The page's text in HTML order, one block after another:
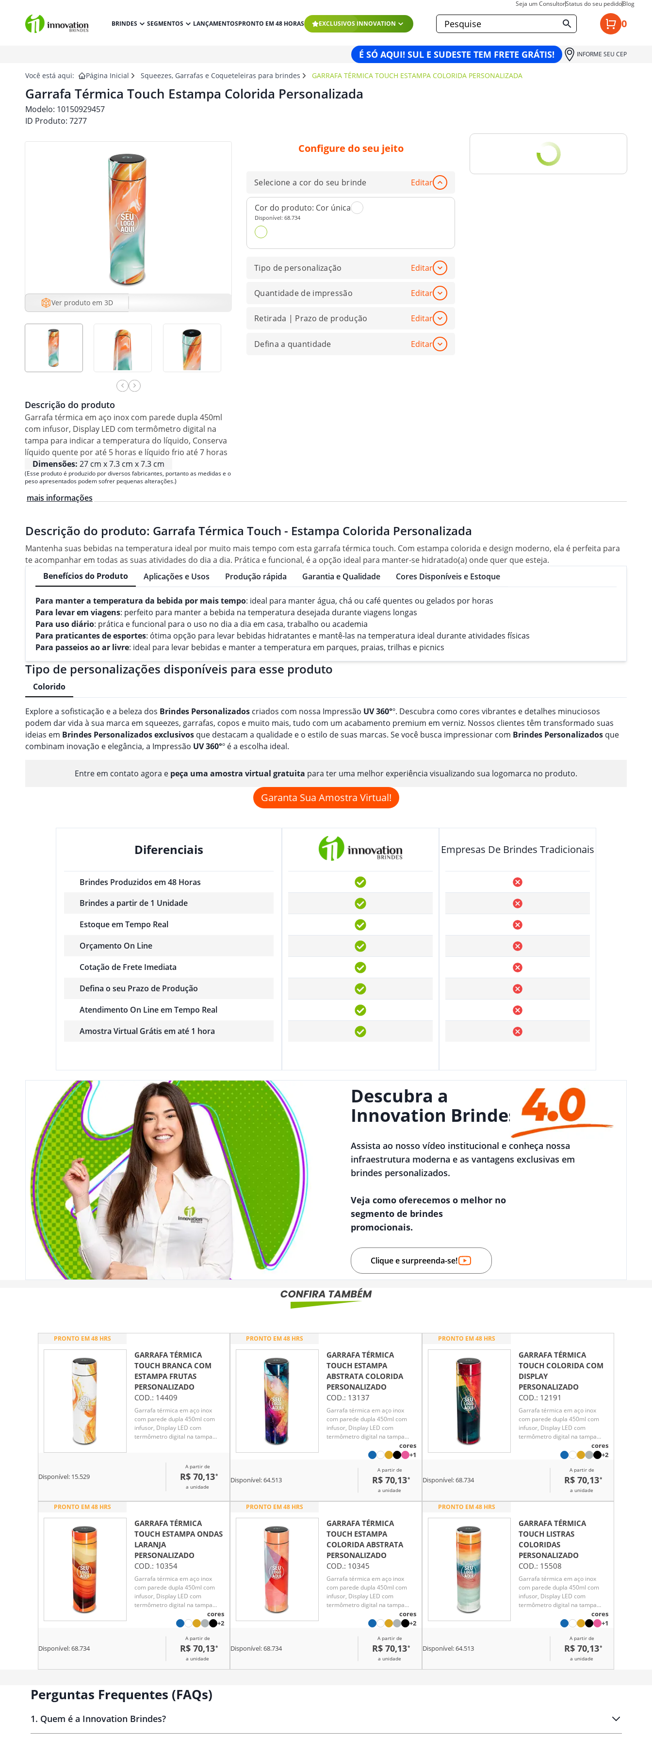
Seja um ConsultorStatus do seu pedidoBlog
BRINDES SEGMENTOS LANÇAMENTOSPRONTO EM 48 HORAS EXCLUSIVOS INNOVATION 0
É SÓ AQUI! SUL E SUDESTE TEM FRETE GRÁTIS! INFORME SEU CEP
Você está aqui: Página Inicial Squeezes, Garrafas e Coqueteleiras para brindes GARRAFA TÉRMICA TOUCH ESTAMPA COLORIDA PERSONALIZADA
Garrafa Térmica Touch Estampa Colorida Personalizada
Modelo: 10150929457
ID Produto: 7277
Ver produto em 3D
Descrição do produto
Garrafa térmica em aço inox com parede dupla 450ml
com infusor, Display LED com termômetro digital na
tampa para indicar a temperatura do líquido, Conserva
líquido quente por até 5 horas e líquido frio até 7 horas
Dimensões: 27 cm x 7.3 cm x 7.3 cm
(Esse produto é produzido por diversos fabricantes, portanto as medidas e o
peso apresentados podem sofrer pequenas alterações.)
Configure do seu jeito
Selecione a cor do seu brinde Editar
Cor do produto: Cor única
Disponível: 68.734
Tipo de personalização Editar
Quantidade de impressão Editar
Retirada | Prazo de produção Editar
Defina a quantidade Editar
mais informações
Descrição do produto: Garrafa Térmica Touch - Estampa Colorida Personalizada
Mantenha suas bebidas na temperatura ideal por muito mais tempo com esta garrafa térmica touch. Com estampa colorida e design moderno, ela é perfeita para
te acompanhar em todas as suas atividades do dia a dia. Prática e funcional, é a opção ideal para manter-se hidratado(a) onde quer que esteja.
Benefícios do Produto
Aplicações e Usos Produção rápida Garantia e Qualidade Cores Disponíveis e Estoque
Para manter a temperatura da bebida por mais tempo: ideal para manter água, chá ou café quentes ou gelados por horas
Para levar em viagens: perfeito para manter a bebida na temperatura desejada durante viagens longas
Para uso diário: prática e funcional para o uso no dia a dia em casa, trabalho ou academia
Para praticantes de esportes: ótima opção para levar bebidas hidratantes e mantê-las na temperatura ideal durante atividades físicas
Para passeios ao ar livre: ideal para levar bebidas e manter a temperatura em parques, praias, trilhas e picnics
Tipo de personalizações disponíveis para esse produto
Colorido
Explore a sofisticação e a beleza dos Brindes Personalizados criados com nossa Impressão UV 360°º. Descubra como cores vibrantes e detalhes minuciosos
podem dar vida à sua marca em squeezes, garrafas, copos e muito mais, tudo com um acabamento premium em verniz. Nossos clientes têm transformado suas
ideias em Brindes Personalizadosexclusivos que destacam a qualidade e o estilo de suas marcas. Se você busca impressionar com Brindes Personalizados que
combinam inovação e elegância, a Impressão UV 360°º é a escolha ideal.
Entre em contato agora e peça uma amostra virtual gratuita para ter uma melhor experiência visualizando sua logomarca no produto.
Garanta Sua Amostra Virtual!
Diferenciais
Brindes Produzidos em 48 Horas
Brindes a partir de 1 Unidade
Estoque em Tempo Real
Orçamento On Line
Cotação de Frete Imediata
Defina o seu Prazo de Produção
Atendimento On Line em Tempo Real
Amostra Virtual Grátis em até 1 hora
Empresas De Brindes Tradicionais
Descubra a
Innovation Brindes
Assista ao nosso vídeo institucional e conheça nossa
infraestrutura moderna e as vantagens exclusivas em
brindes personalizados.
Veja como oferecemos o melhor no
segmento de brindes
promocionais.
Clique e surpreenda-se!
PRONTO EM 48 HRS
GARRAFA TÉRMICA
TOUCH BRANCA COM
ESTAMPA FRUTAS
PERSONALIZADO
COD.: 14409
Garrafa térmica em aço inox
com parede dupla 450ml com
infusor, Display LED com
termômetro digital na tampa
Disponível: 15.529
A partir de
R$ 70,13*
a unidade
PRONTO EM 48 HRS
GARRAFA TÉRMICA
TOUCH ESTAMPA
ABSTRATA COLORIDA
PERSONALIZADO
COD.: 13137
Garrafa térmica em aço inox
com parede dupla 450ml com
infusor, Display LED com
termômetro digital na tampa
para indicar a temperatura do
líquido, Conserva líquido quente
cores
+1
Disponível:64.513
A partir de
R$ 70,13*
a unidade
PRONTO EM 48 HRS
GARRAFA TÉRMICA
TOUCH COLORIDA COM
DISPLAY
PERSONALIZADO
COD.: 12191
Garrafa térmica em aço inox
com parede dupla 450ml com
infusor, Display LED com
termômetro digital na tampa
para indicar a temperatura do
líquido, Conserva líquido quente
cores
+2
Disponível:68.734
A partir de
R$ 70,13*
a unidade
PRONTO EM 48 HRS
GARRAFA TÉRMICA
TOUCH ESTAMPA ONDAS
LARANJA
PERSONALIZADO
COD.: 10354
Garrafa térmica em aço inox
com parede dupla 450ml com
infusor, Display LED com
termômetro digital na tampa
para indicar a temperatura do
líquido, Conserva líquido quente
cores
+2
Disponível:68.734
A partir de
R$ 70,13*
a unidade
PRONTO EM 48 HRS
GARRAFA TÉRMICA
TOUCH ESTAMPA
COLORIDA ABSTRATA
PERSONALIZADO
COD.: 10345
Garrafa térmica em aço inox
com parede dupla 450ml com
infusor, Display LED com
termômetro digital na tampa
para indicar a temperatura do
líquido, Conserva líquido quente
cores
+2
Disponível:68.734
A partir de
R$ 70,13*
a unidade
PRONTO EM 48 HRS
GARRAFA TÉRMICA
TOUCH LISTRAS
COLORIDAS
PERSONALIZADO
COD.: 15508
Garrafa térmica em aço inox
com parede dupla 450ml com
infusor, Display LED com
termômetro digital na tampa
para indicar a temperatura do
líquido, Conserva líquido quente
cores
+1
Disponível:64.513
A partir de
R$ 70,13*
a unidade
Perguntas Frequentes (FAQs)
1. Quem é a Innovation Brindes?